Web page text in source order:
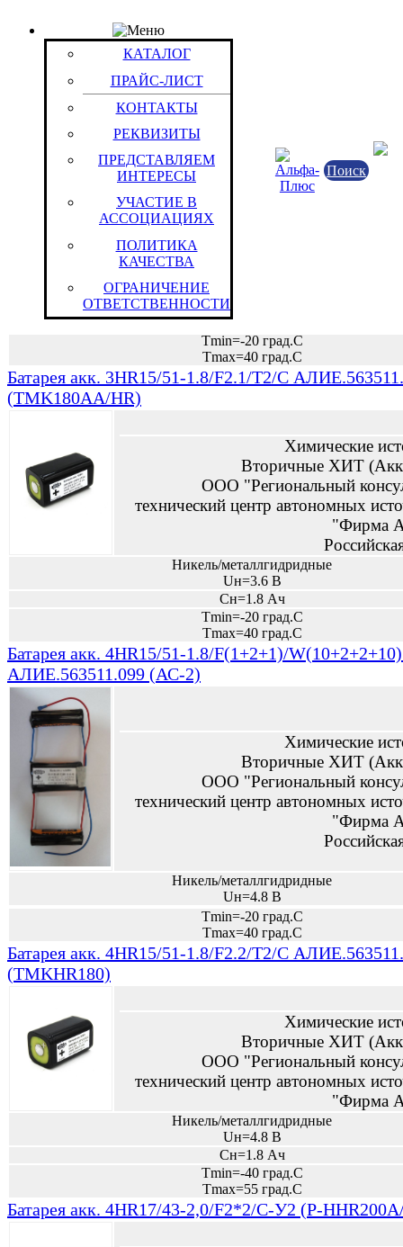
КАТАЛОГ
ПРАЙС-ЛИСТ
КОНТАКТЫ
РЕКВИЗИТЫ
ПРЕДСТАВЛЯЕМ
ИНТЕРЕСЫ
УЧАСТИЕ В
АССОЦИАЦИЯХ
ПОЛИТИКА
КАЧЕСТВА
ОГРАНИЧЕНИЕ
ОТВЕТСТВЕННОСТИ
Поиск
Группа: Серийные
Группы / Товары
Батарея акк. 3HR11/45-0,8/F/W15.0,35/C-У2
Химические
Вторичные ХИТ
ООО "Региональный
технический центр автономных
Никель/металлгидридные
Uн=3.6 В
Сн=0.7 Ач
Tmin=-20 град.С
Tmax=40 град.С
Батарея акк. 3HR15/51-1.8/F2.1/T2/C
(TMK180AА/HR)
Химические
Вторичные ХИТ
ООО "Региональный
технический центр автономных
"Фирма
Никель/металлгидридные
Uн=3.6 В
Сн=1.8 Ач
Tmin=-20 град.С
Tmax=40 град.С
Батарея акк. 4HR15/51-1.8/F(1+2+1)/
АЛИЕ.563511.099 (АС-2)
Химические
Вторичные ХИТ
ООО "Региональный
технический центр автономных
"Фирма
Никель/металлгидридные
Uн=4.8 В
Tmin=-20 град.С
Tmax=40 град.С
Батарея акк. 4HR15/51-1.8/F2.2/T2/C
(TMKHR180)
Химические
Вторичные ХИТ
ООО "Региональный
технический центр автономных
"Фирма
Никель/металлгидридные
Uн=4.8 В
Сн=1.8 Ач
Tmin=-40 град.С
Tmax=55 град.С
Батарея акк. 4HR17/43-2,0/F2*2/C-У2 (P-